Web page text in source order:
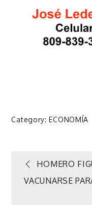
Category:ECONOMÍA
HOMERO
VACUNARSE